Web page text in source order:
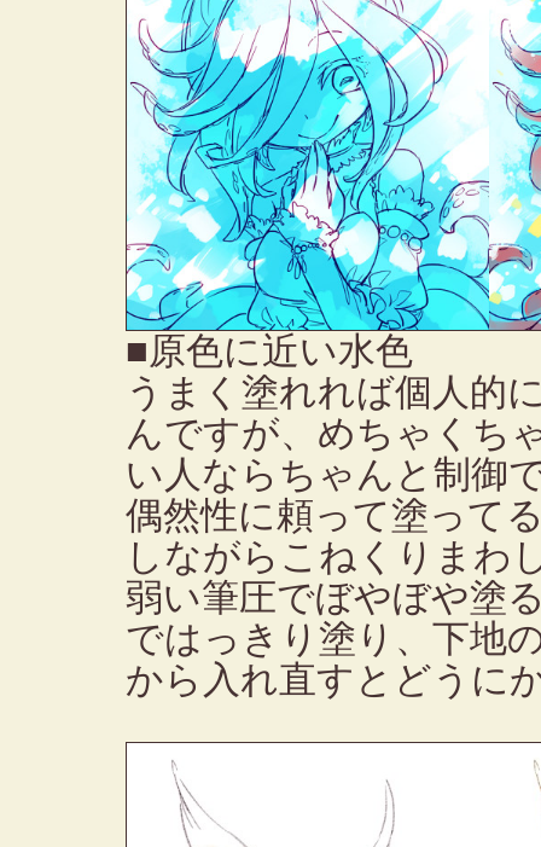
■原色に近い水色
うまく塗れれば個人的
んですが、めちゃくち
い人ならちゃんと制御
偶然性に頼って塗って
しながらこねくりまわ
弱い筆圧でぼやぼや塗
ではっきり塗り、下地
から入れ直すとどうに